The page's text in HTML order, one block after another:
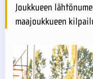
Joukkueen
maajoukkueen